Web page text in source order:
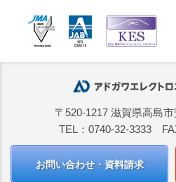
〒520-1217 滋賀県高島
TEL：0740-32-3333
お問い合わせ・資料請求